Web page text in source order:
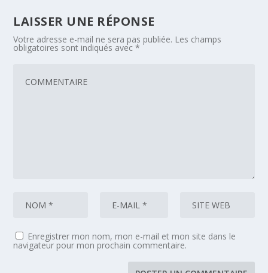
LAISSER UNE RÉPONSE
Votre adresse e-mail ne sera pas publiée. Les champs
obligatoires sont indiqués avec*
Enregistrer mon nom, mon e-mail et mon site dans le
navigateur pour mon prochain commentaire.